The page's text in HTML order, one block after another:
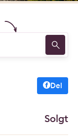
Del
Solgt